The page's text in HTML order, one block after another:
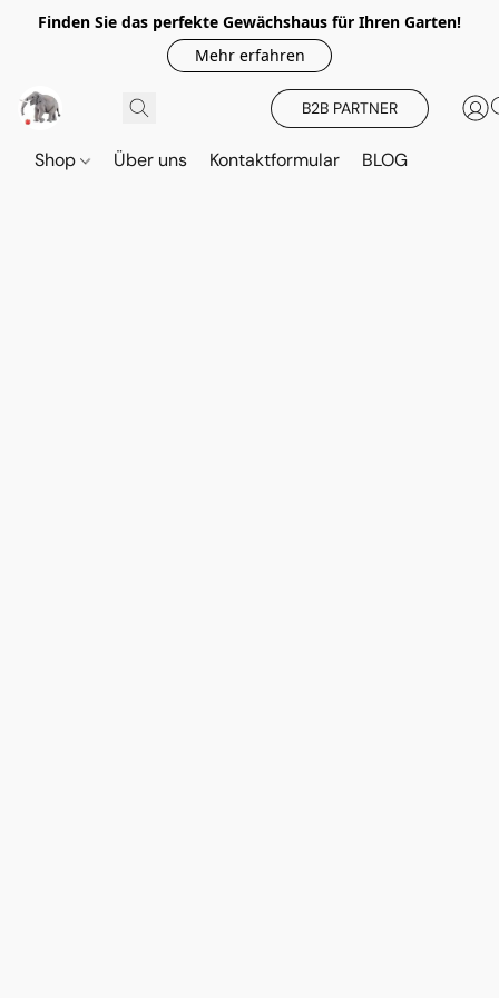
Finden Sie das perfekte Gewächshaus für Ihren Garten!
Mehr erfahren
B2B PARTNER
Shop Über uns Kontaktformular BLOG